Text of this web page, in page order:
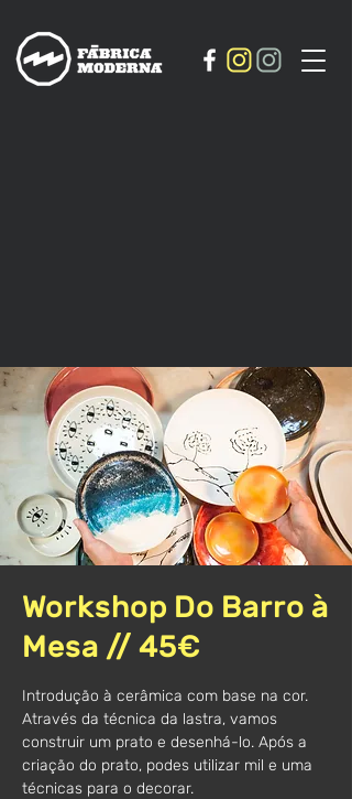
Workshop Do Barro à
Mesa // 45€
Introdução à cerâmica com base na cor.
Através da técnica da lastra, vamos
construir um prato e desenhá-lo. Após a
criação do prato, podes utilizar mil e uma
técnicas para o decorar.